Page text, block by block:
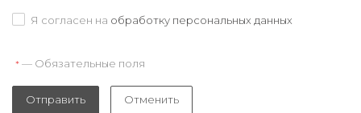
Я согласен на обработку персональных данных
* — Обязательные поля
Отправить Отменить